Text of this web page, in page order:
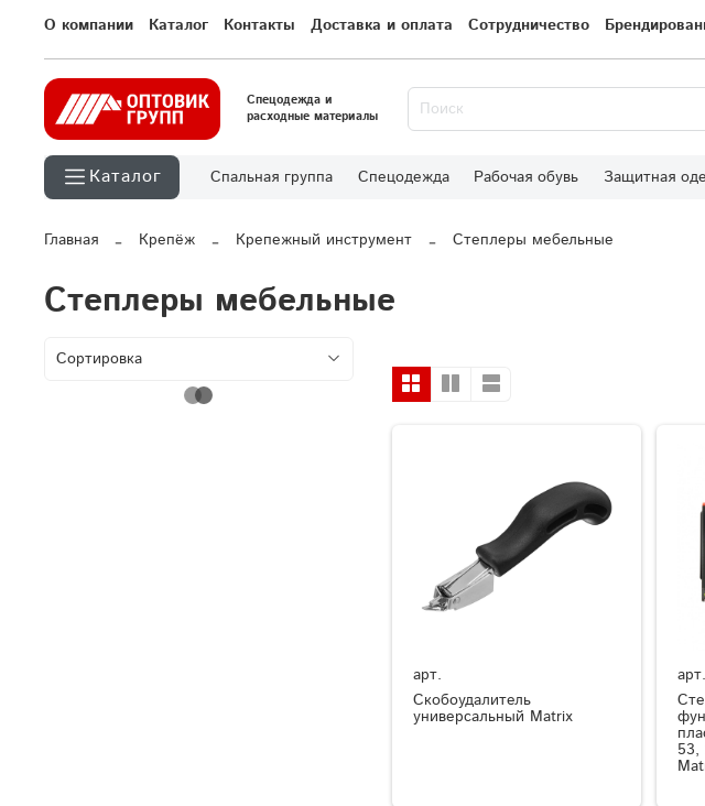
О компании Каталог Контакты Доставка и оплата Сотрудничество
Спецодежда и
расходные материалы
Каталог Спальная группа Спецодежда Рабочая обувь Защитная
Главная Крепёж Крепежный инструмент Степлеры мебельные
Степлеры мебельные
арт.
Скобоудалитель
универсальный Matrix
арт.